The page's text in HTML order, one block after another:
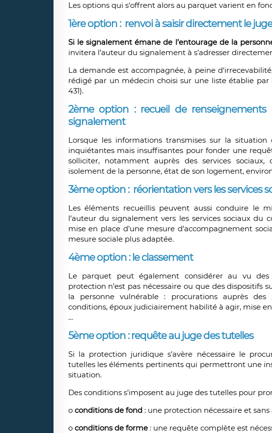
Les options qui s'offrent alors au parquet varient en
1ère option : renvoi à saisir directement le
Si le signalement émane de l’entourage de la
invitera l’auteur du signalement à s’adresser
La demande est accompagnée, à peine
rédigé par un médecin choisi sur une liste établie
431).
2ème option : recueil de
signalement
Lorsque les informations transmises sur la situation
inquiétantes mais insuffisantes pour fonder une
solliciter, notamment auprès des services sociaux,
isolement de la personne, état de son logement,
3ème option : réorientation vers les services
Les éléments recueillis peuvent aussi conduire le
l’auteur du signalement vers les services sociaux du
mise en place d’une mesure d’accompagnement
mesure sociale plus adaptée.
4ème option : le classement
Le parquet peut également considérer au vu des
protection n’est pas nécessaire ou que des dispositifs
la personne vulnérable : procurations auprès
conditions, époux judiciairement habilité à agir, mise
…
5ème option : requête au juge des tutelles
Si la protection juridique s’avère nécessaire le
tutelles les éléments pertinents qui permettront une
situation.
Des conditions s’imposent au juge des tutelles pour
o conditions de fond: une protection nécessaire et
o conditions de forme: une requête complète est